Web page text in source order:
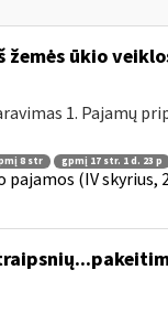
ūkio
1. Pajamų
8 str gpmį 17 str. 1 d. 23 p
(IV skyrius,